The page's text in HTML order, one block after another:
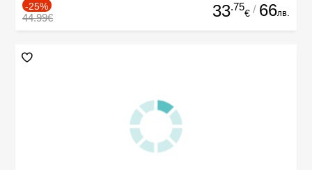
-25%
44.99€ 33.75
€ / 66лв.